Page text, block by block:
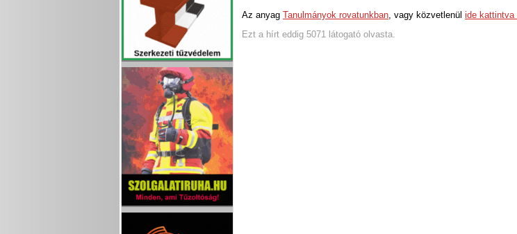
Az anyagTanulmányok rovatunkban , vagy közvetlenülide kattintva
Ezt a hírt eddig 5071 látogató olvasta.